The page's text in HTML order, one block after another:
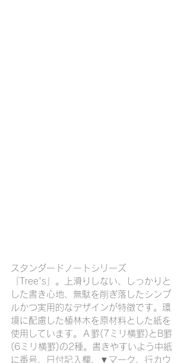
スタンダードノートシリーズ
「Tree's」。上滑りしない、しっかりと
した書き心地、無駄を削ぎ落したシンプ
ルかつ実用的なデザインが特徴です。環
境に配慮した植林木を原材料とした紙を
使用しています。Ａ罫(7ミリ横罫)とB罫
(6ミリ横罫)の2種。書きやすいよう中紙
に番号、日付記入欄、▼マーク、行カウ